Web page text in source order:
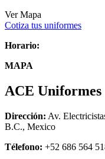
Ver Mapa
Cotiza tus uniformes
Horario:
MAPA
ACE Uniformes
Dirección: Av.
B.C., Mexico
Télefono: +52 686 564